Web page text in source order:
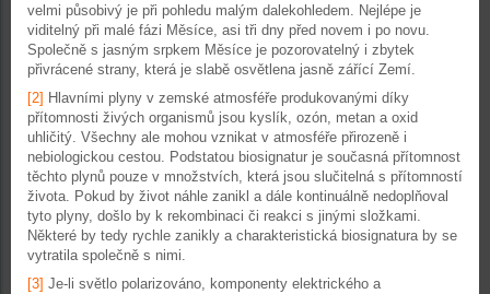
velmi působivý je při pohledu malým dalekohledem. Nejlépe je
viditelný při malé fázi Měsíce, asi tři dny před novem i po novu.
Společně s jasným srpkem Měsíce je pozorovatelný i zbytek
přivrácené strany, která je slabě osvětlena jasně zářící Zemí.
[2] Hlavními plyny v zemské atmosféře produkovanými díky
přítomnosti živých organismů jsou kyslík, ozón, metan a oxid
uhličitý. Všechny ale mohou vznikat v atmosféře přirozeně i
nebiologickou cestou. Podstatou biosignatur je současná přítomnost
těchto plynů pouze v množstvích, která jsou slučitelná s přítomností
života. Pokud by život náhle zanikl a dále kontinuálně nedoplňoval
tyto plyny, došlo by k rekombinaci či reakci s jinými složkami.
Některé by tedy rychle zanikly a charakteristická biosignatura by se
vytratila společně s nimi.
[3] Je-li světlo polarizováno, komponenty elektrického a